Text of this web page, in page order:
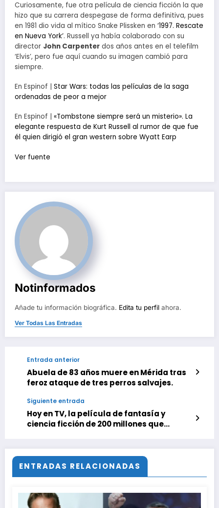
Curiosamente, fue otra película de ciencia ficción la que
hizo que su carrera despegase de forma definitiva, pues
en 1981 dio vida al mítico Snake Plissken en ‘1997. Rescate
en Nueva York’. Russell ya había colaborado con su
director John Carpenter dos años antes en el telefilm
‘Elvis’, pero fue aquí cuando su imagen cambió para
siempre.
En Espinof | Star Wars: todas las películas de la saga
ordenadas de peor a mejor
En Espinof | «Tombstone siempre será un misterio». La
elegante respuesta de Kurt Russell al rumor de que fue
él quien dirigió el gran western sobre Wyatt Earp
Ver fuente
Notinformados
Añade tu información biográfica. Edita tu perfil ahora.
Ver Todas Las Entradas
Entrada anterior
Abuela de 83 años muere en Mérida tras
feroz ataque de tres perros salvajes.
Siguiente entrada
Hoy en TV, la película de fantasía y
ciencia ficción de 200 millones que
ENTRADAS RELACIONADAS